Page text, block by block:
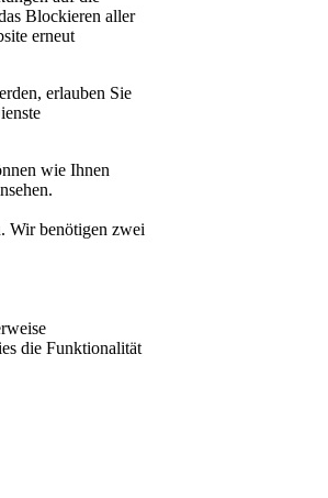
Blockieren aller
erneut
erlauben Sie
wie Ihnen
Wir benötigen zwei
die Funktionalität